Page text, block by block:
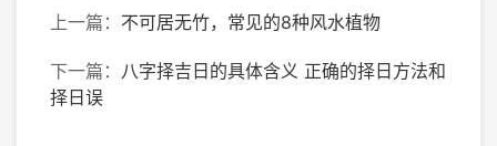
上一篇： 不可居无竹，常见的8种风水植物
下一篇： 八字择吉日的具体含义 正确的择日方法和
择日误